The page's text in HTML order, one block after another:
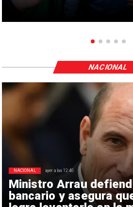
Ministro Arrau
bancario y asegura
NACIONAL ayer a las 12:40
NACIONAL